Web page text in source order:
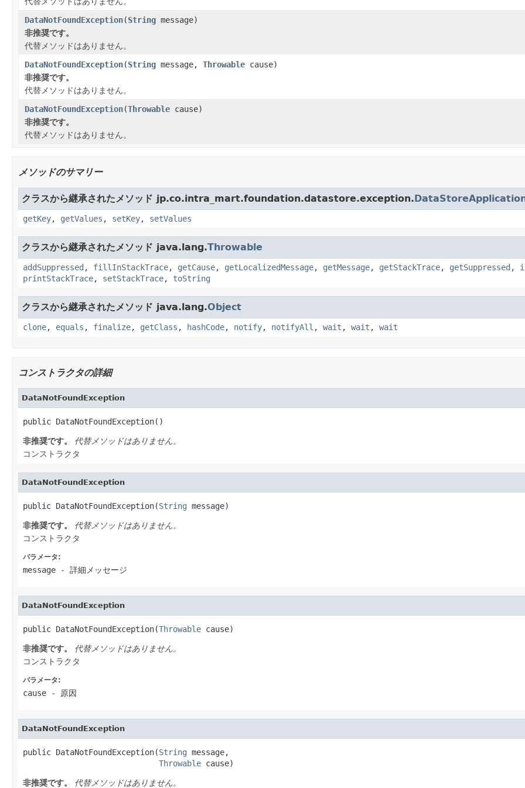
DataNotFoundException(String message)
非推奨です。
代替メソッドはありません。
DataNotFoundException(String message, Throwable cause)
非推奨です。
代替メソッドはありません。
DataNotFoundException(Throwable cause)
非推奨です。
代替メソッドはありません。
メソッドのサマリー
クラスから継承されたメソッド jp.co.intra_mart.foundation.datastore.exception.
getKey, getValues , setKey, setValues
クラスから継承されたメソッド java.lang.Throwable
addSuppressed , fillInStackTrace, getCause, getLocalizedMessage, getMessage, getStackTrace, getSuppressed ,
printStackTrace, setStackTrace, toString
クラスから継承されたメソッド java.lang.Object
clone, equals , finalize, getClass , hashCode, notify, notifyAll , wait , wait , wait
コンストラクタの詳細
DataNotFoundException
public DataNotFoundException()
非推奨です。
代替メソッドはありません。
コンストラクタ
DataNotFoundException
public DataNotFoundException(String message)
非推奨です。
代替メソッドはありません。
コンストラクタ
パラメータ:
message - 詳細メッセージ
DataNotFoundException
public DataNotFoundException(Throwable cause)
非推奨です。
代替メソッドはありません。
コンストラクタ
パラメータ:
cause - 原因
DataNotFoundException
public DataNotFoundException(String message,
Throwable cause)
非推奨です。 代替メソッドはありません。